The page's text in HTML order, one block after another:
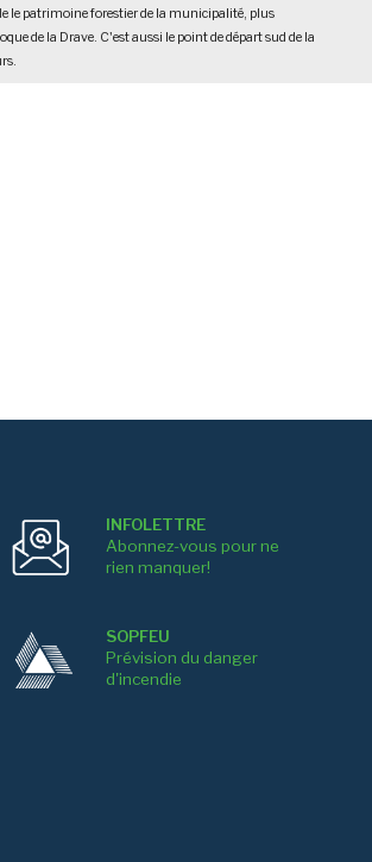
le patrimoine forestier de la municipalité, plus
de la Drave. C'est aussi le point de départ sud de la
INFOLETTRE
Abonnez-vous pour ne
rien manquer!
SOPFEU
Prévision du danger
d'incendie